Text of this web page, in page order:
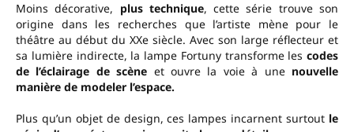
Moins décorative, plus technique, cette série trouve son
origine dans les recherches que l’artiste mène pour le
théâtre au début du XXe siècle. Avec son large réflecteur et
sa lumière indirecte, la lampe Fortuny transforme les codes
de l’éclairage de scène et ouvre la voie à unenouvelle
manière de modeler l’espace.
Plus qu’un objet de design, ces lampes incarnent surtout le